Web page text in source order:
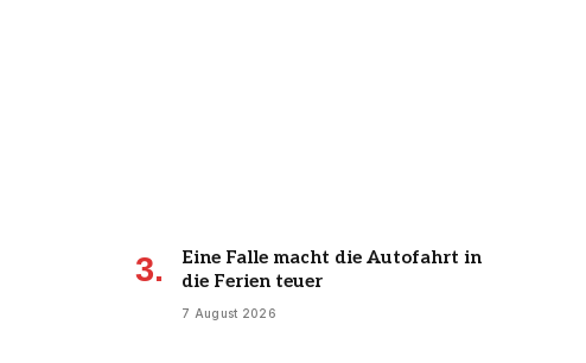
Eine Falle macht die Autofahrt in
die Ferien teuer
7 August 2026